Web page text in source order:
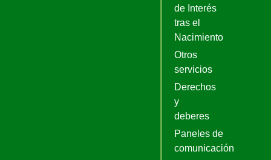
de Interés
tras el
Nacimiento
Otros
servicios
Derechos
y
deberes
Paneles de
comunicación